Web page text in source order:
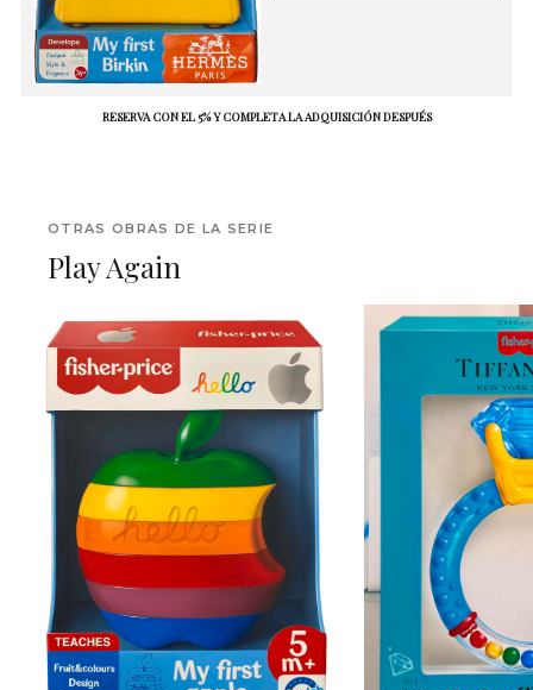
RESERVA CON EL 5% Y COMPLETA LA ADQUISICIÓN DESPUÉS
OTRAS OBRAS DE LA SERIE
Play Again